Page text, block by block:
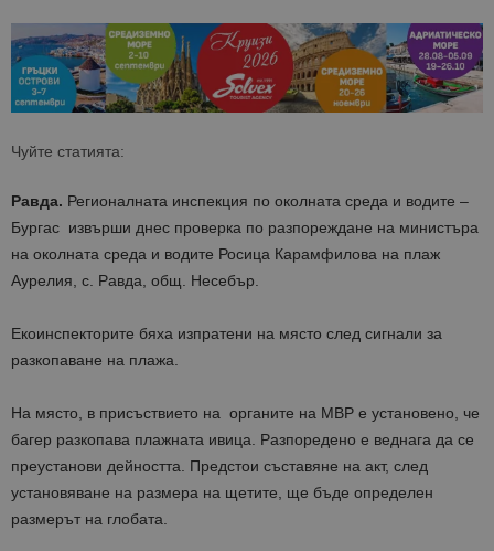
Чуйте статията:
Равда. Регионалната инспекция по околната среда и водите –
Бургас извърши днес проверка по разпореждане на министъра
на околната среда и водите Росица Карамфилова на плаж
Аурелия, с. Равда, общ. Несебър.
Екоинспекторите бяха изпратени на място след сигнали за
разкопаване на плажа.
На място, в присъствието на органите на МВР е установено, че
багер разкопава плажната ивица. Разпоредено е веднага да се
преустанови дейността. Предстои съставяне на акт, след
установяване на размера на щетите, ще бъде определен
размерът на глобата.